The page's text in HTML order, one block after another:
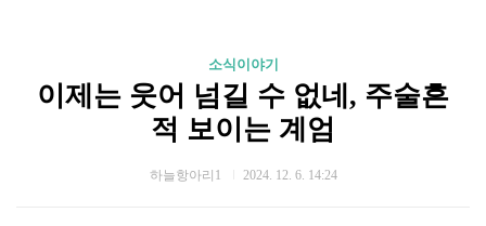
소식이야기
이제는 웃어 넘길 수 없네, 주술흔
적 보이는 계엄
하늘항아리1 2024. 12. 6. 14:24